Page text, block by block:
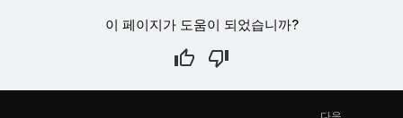
이 페이지가 도움이 되었습니까?